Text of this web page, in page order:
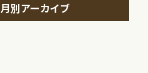
月別アーカイブ